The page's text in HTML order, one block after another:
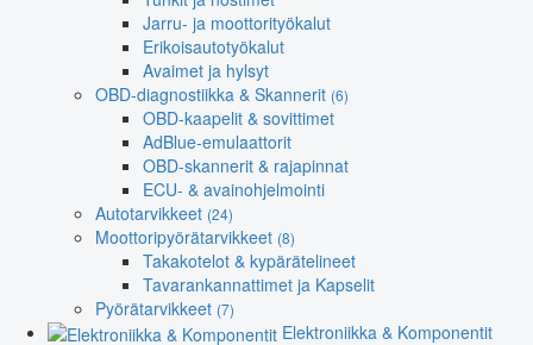
Jarru- ja moottorityökalut
Erikoisautotyökalut
Avaimet ja hylsyt
OBD-diagnostiikka & Skannerit (6)
OBD-kaapelit & sovittimet
AdBlue-emulaattorit
OBD-skannerit & rajapinnat
ECU- & avainohjelmointi
Autotarvikkeet (24)
Moottoripyörätarvikkeet (8)
Takakotelot & kypärätelineet
Tavarankannattimet ja Kapselit
Pyörätarvikkeet (7)
Elektroniikka & Komponentit